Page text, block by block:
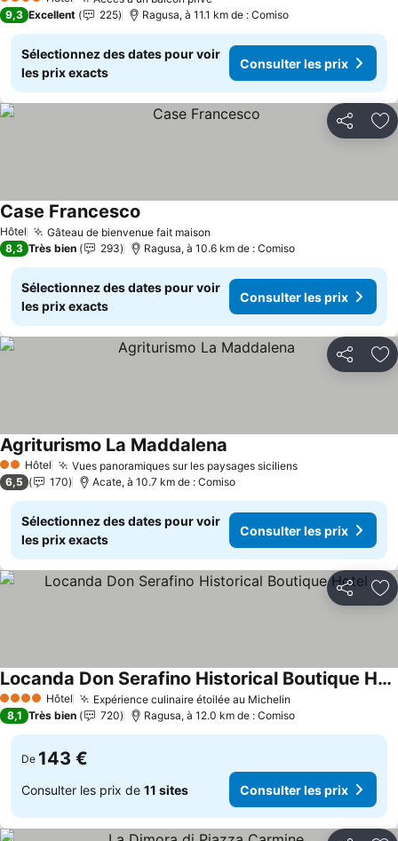
4 Étoiles
9,3 Excellent 225 Ragusa, à 11.1 km de : Comiso
Sélectionnez des dates pour voir
les prix exacts
Consulter les prix
Partager
Hôtel Gâteau de bienvenue fait maison
Case Francesco
8,3 Très bien 293 Ragusa, à 10.6 km de : Comiso
Sélectionnez des dates pour voir
les prix exacts
Consulter les prix
Partager
2 Étoiles
Hôtel Vues panoramiques sur les paysages siciliensConsulter les
Agriturismo La Maddalena
6,5 170 Acate, à 10.7 km de : Comiso
Sélectionnez des dates pour voir
les prix exacts
Consulter les prix
Partager
4 Étoiles Hôtel Expérience culinaire étoilée au Michelin
Locanda Don Serafino Historical Boutique Hotel
Consulter les prix
8,1 Très bien 720 Ragusa, à 12.0 km de : Comiso
De 143 €
Consulter les prix de 11 sites Consulter les prix